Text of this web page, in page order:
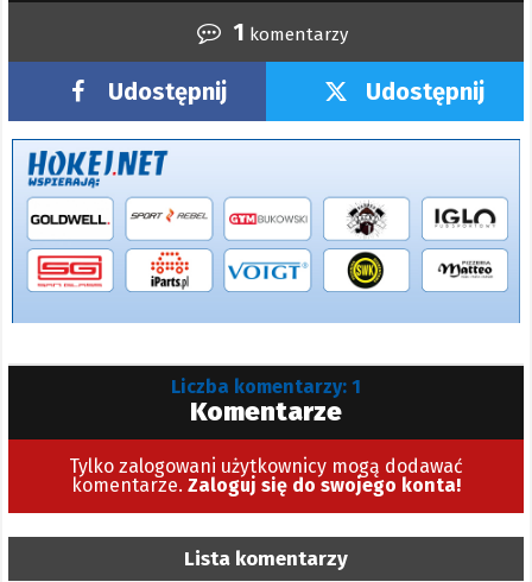
1 komentarzy
Udostępnij Udostępnij
Liczba komentarzy: 1
Komentarze
Tylko zalogowani użytkownicy mogą dodawać
komentarze. Zaloguj się do swojego konta!
Lista komentarzy